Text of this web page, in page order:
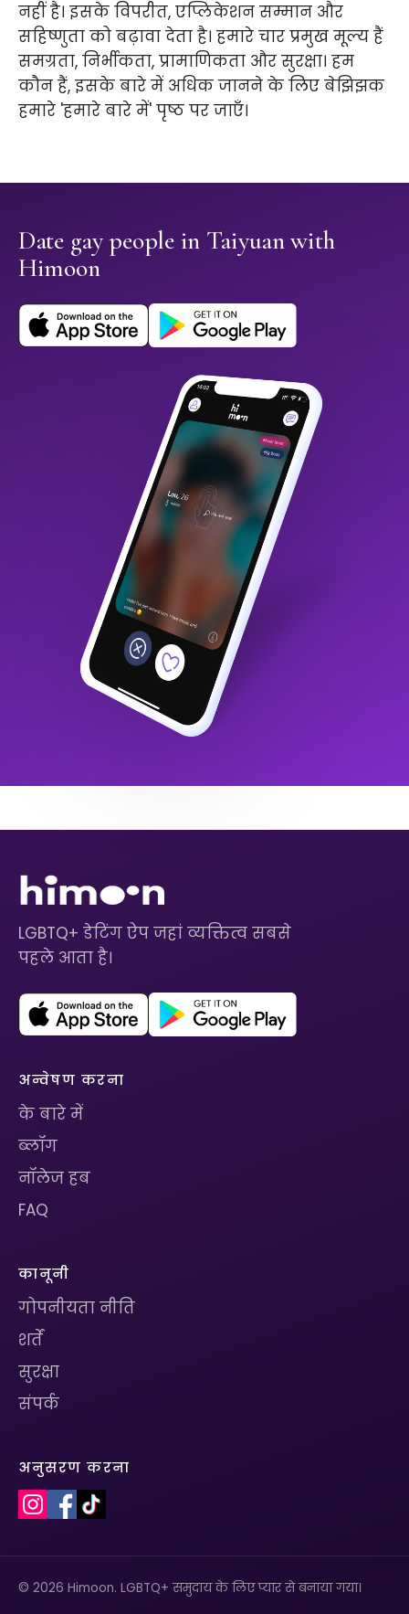
नहीं है। इसके विपरीत, एप्लिकेशन सम्मान और
सहिष्णुता को बढ़ावा देता है। हमारे चार प्रमुख मूल्य हैं
समग्रता, निर्भीकता, प्रामाणिकता और सुरक्षा। हम
कौन हैं, इसके बारे में अधिक जानने के लिए बेझिझक
हमारे 'हमारे बारे में' पृष्ठ पर जाएँ।
Date gay people in Taiyuan with
Himoon
LGBTQ+ डेटिंग ऐप जहां व्यक्तित्व सबसे
पहले आता है।
अन्वेषण करना
के बारे में
ब्लॉग
नॉलेज हब
FAQ
कानूनी
गोपनीयता नीति
शर्तें
सुरक्षा
संपर्क
अनुसरण करना
© 2026 Himoon. LGBTQ+ समुदाय के लिए प्यार से बनाया गया।